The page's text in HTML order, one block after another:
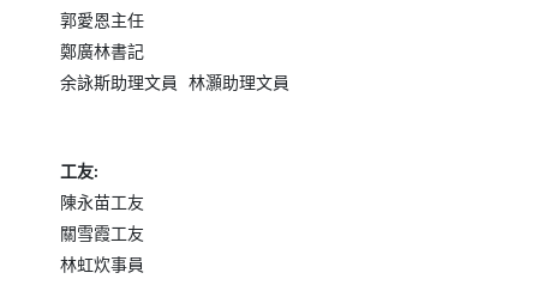
郭愛恩主任
鄭廣林書記
余詠斯助理文員
林灝助理文員
工友:
陳永苗工友
關雪霞工友
林虹炊事員